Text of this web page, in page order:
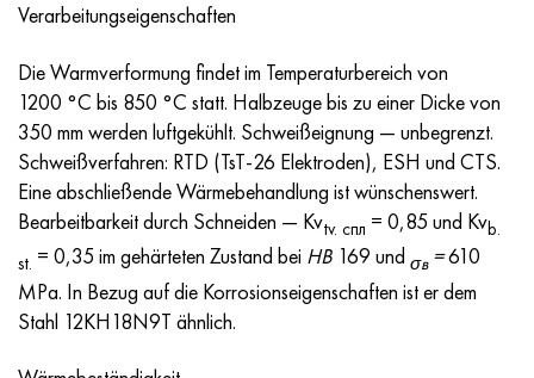
Verarbeitungseigenschaften
Die Warmverformung findet im Temperaturbereich von
1200 °C bis 850 °C statt. Halbzeuge bis zu einer Dicke von
350 mm werden luftgekühlt. Schweißeignung — unbegrenzt.
Schweißverfahren: RTD (TsT-26 Elektroden), ESH und CTS.
Eine abschließende Wärmebehandlung ist wünschenswert.
Bearbeitbarkeit durch Schneiden — Kvtv. спл = 0,85 und Kvb.
st. = 0,35 im gehärteten Zustand bei HB 169 und σв=610
MPa. In Bezug auf die Korrosionseigenschaften ist er dem
Stahl 12KH18N9T ähnlich.